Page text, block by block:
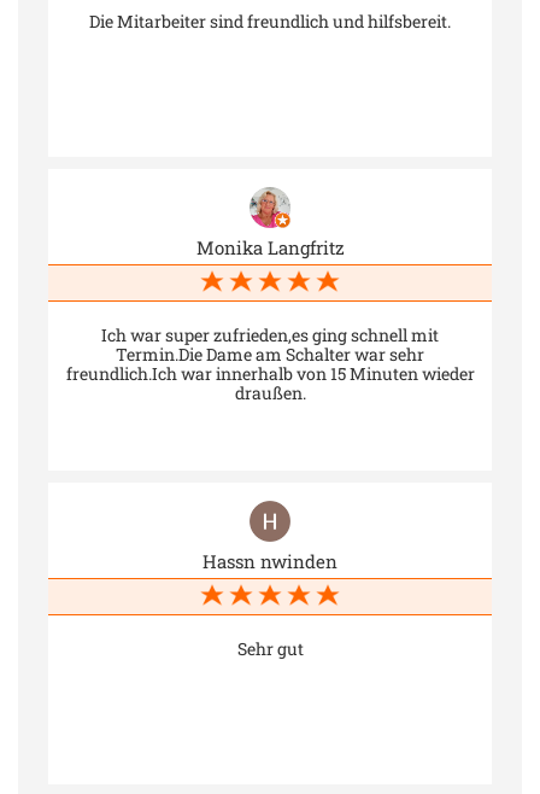
Die Mitarbeiter sind freundlich und hilfsbereit.
Monika Langfritz
Ich war super zufrieden,es ging schnell mit
Termin.Die Dame am Schalter war sehr
freundlich.Ich war innerhalb von 15 Minuten wieder
draußen.
Hassn nwinden
Sehr gut